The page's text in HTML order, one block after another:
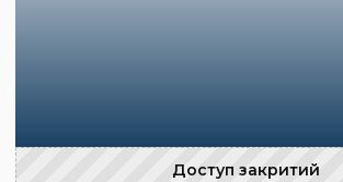
Доступ закритий